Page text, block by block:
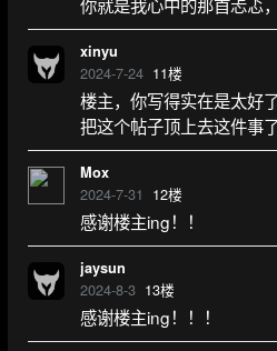
xinyu
2024-7-24 11楼
楼主，你写得实在是太好
把这个帖子顶上去这件事
Mox
2024-7-31 12楼
感谢楼主ing！！
jaysun
2024-8-3 13楼
感谢楼主ing！！！